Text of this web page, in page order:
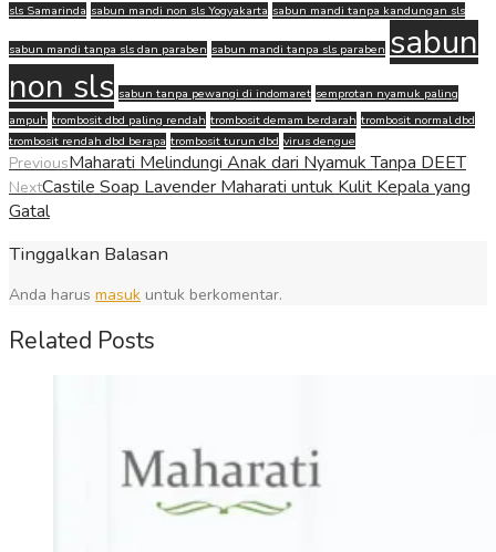
sls Samarinda sabun mandi non sls Yogyakarta sabun mandi tanpa kandungan sls
sabun mandi tanpa sls dan paraben sabun mandi tanpa sls paraben sabun
non sls sabun tanpa pewangi di indomaret semprotan nyamuk paling
ampuh trombosit dbd paling rendah trombosit demam berdarah trombosit normal dbd
trombosit rendah dbd berapa trombosit turun dbd virus dengue
PreviousMaharati Melindungi Anak dari Nyamuk Tanpa DEET
NextCastile Soap Lavender Maharati untuk Kulit Kepala yang
Gatal
Tinggalkan Balasan
Anda harus masuk untuk berkomentar.
Related Posts